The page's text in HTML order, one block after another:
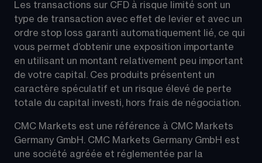
Les transactions sur CFD à risque limité sont un
type de transaction avec effet de levier et avec un
ordre stop loss garanti automatiquement lié, ce qui
vous permet d’obtenir une exposition importante
en utilisant un montant relativement peu important
de votre capital. Ces produits présentent un
caractère spéculatif et un risque élevé de perte
totale du capital investi, hors frais de négociation.
CMC Markets est une référence à CMC Markets
Germany GmbH. CMC Markets Germany GmbH est
une société agréée et réglementée par la